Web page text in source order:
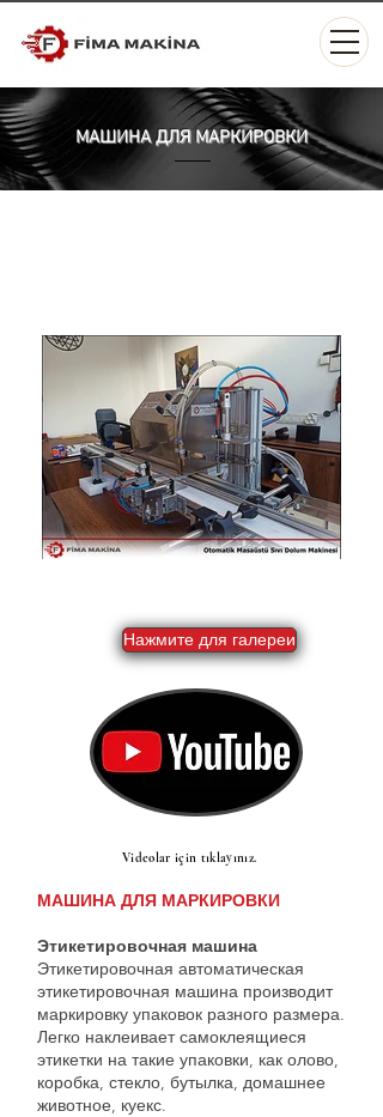
МАШИНА ДЛЯ МАРКИРОВКИ
Нажмите для галереи
МАШИНА ДЛЯ МАРКИРОВКИ
Этикетировочная машина
Этикетировочная автоматическая
этикетировочная машина производит
маркировку упаковок разного размера.
Легко наклеивает самоклеящиеся
этикетки на такие упаковки, как олово,
коробка, стекло, бутылка, домашнее
животное, куекс.
Videolar için tıklayınız.